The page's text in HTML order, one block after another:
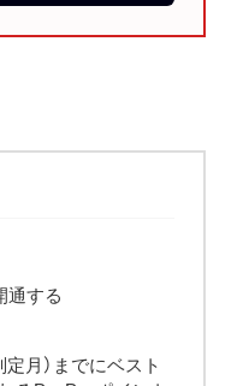
通する
月）までにベスト